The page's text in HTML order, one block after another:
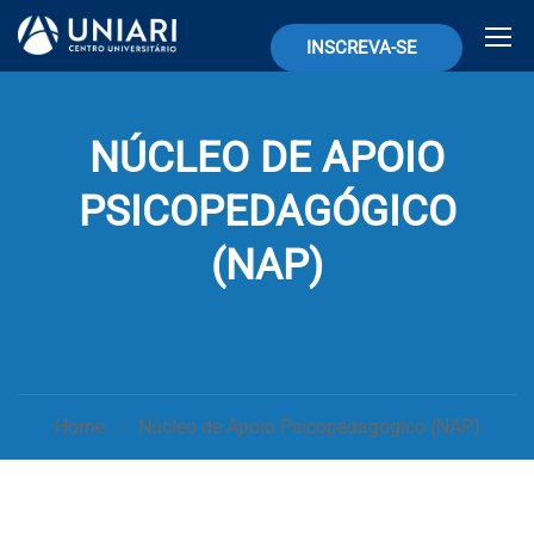
INSCREVA-SE
NÚCLEO DE APOIO
PSICOPEDAGÓGICO
(NAP)
Home Núcleo de Apoio Psicopedagógico (NAP)